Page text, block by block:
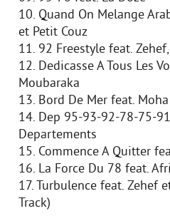
10. Quand On Melange
et Petit Couz
11. 92 Freestyle feat.
12. Dedicasse A Tous Les
Moubaraka
13. Bord De Mer feat.
14. Dep 95-93-92-78-75-
Departements
15. Commence A Quitter
16. La Force Du 78 feat.
17. Turbulence feat. Zehef
Track)